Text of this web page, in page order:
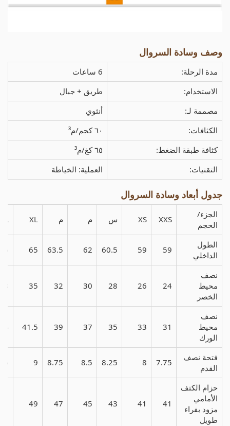
وصف وسادة السروال
مدة الرحلة:
6 ساعات
الاستخدام:
طريق + جبال
مصممة لـ:
أنثوي
الكثافات:
٦٠ كجم/م³
كثافة طبقة الضغط:
٦٥ كغ/م³
التقنيات:
العملية: الخياطة
جدول أبعاد وسادة السروال
الجزء/
الحجم
XXS
XS س م م XL
الطول
الداخلي
59
59
60.5
62
63.5
65
نصف
محيط
الخصر
24
26
28
30
32
35
38
نصف
محيط
الورك
31
33
35
37
39
41.5
44
فتحة نصف
القدم
7.75
8
8.25
8.5
8.75
9
حزام الكتف
الأمامي
مزود بفراء
طويل
41
41
43
45
47
49